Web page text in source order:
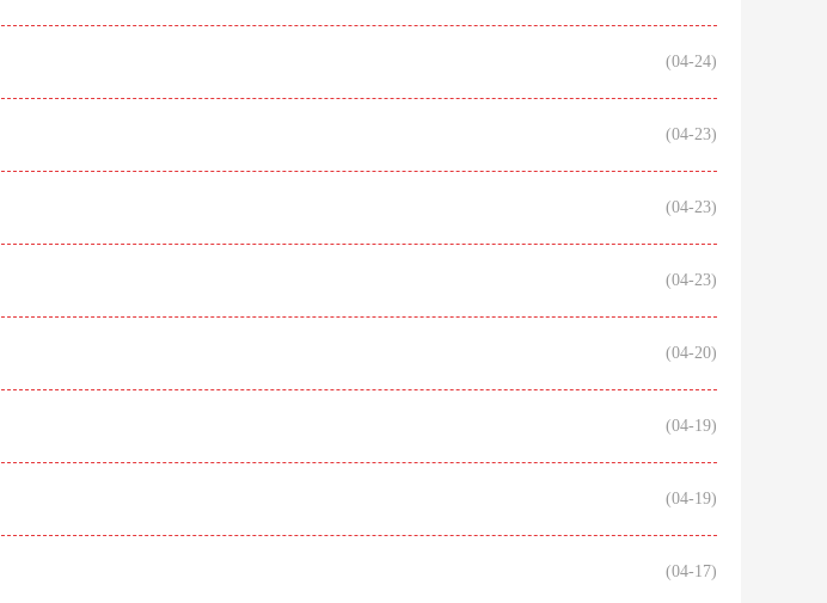
(04-24)
(04-23)
(04-23)
(04-23)
(04-20)
(04-19)
(04-19)
(04-17)